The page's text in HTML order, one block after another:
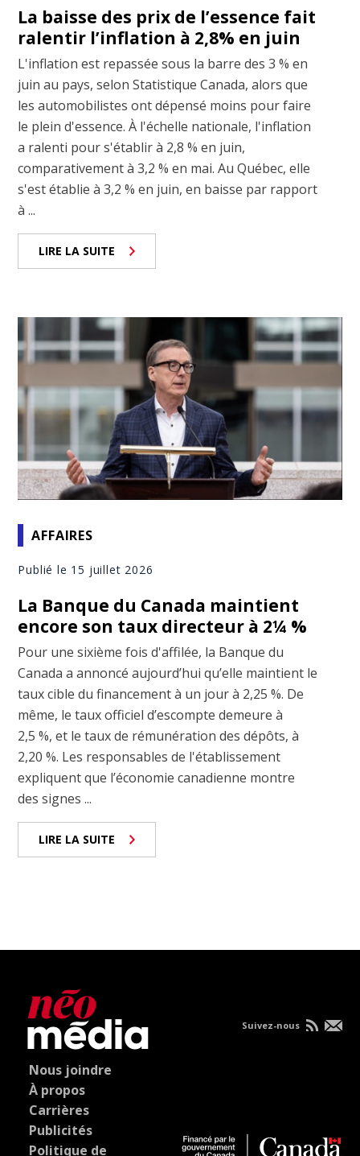
La baisse des prix de l’essence fait
ralentir l’inflation à 2,8% en juin
L'inflation est repassée sous la barre des 3 % en
juin au pays, selon Statistique Canada, alors que
les automobilistes ont dépensé moins pour faire
le plein d'essence. À l'échelle nationale, l'inflation
a ralenti pour s'établir à 2,8 % en juin,
comparativement à 3,2 % en mai. Au Québec, elle
s'est établie à 3,2 % en juin, en baisse par rapport
à ...
LIRE LA SUITE
AFFAIRES
Publié le 15 juillet 2026
La Banque du Canada maintient
encore son taux directeur à 2¼ %
Pour une sixième fois d'affilée, la Banque du
Canada a annoncé aujourd’hui qu’elle maintient le
taux cible du financement à un jour à 2,25 %. De
même, le taux officiel d’escompte demeure à
2,5 %, et le taux de rémunération des dépôts, à
2,20 %. Les responsables de l'établissement
expliquent que l’économie canadienne montre
des signes ...
LIRE LA SUITE
Nous joindre
À propos
Carrières
Publicités
Politique de
Suivez-nous